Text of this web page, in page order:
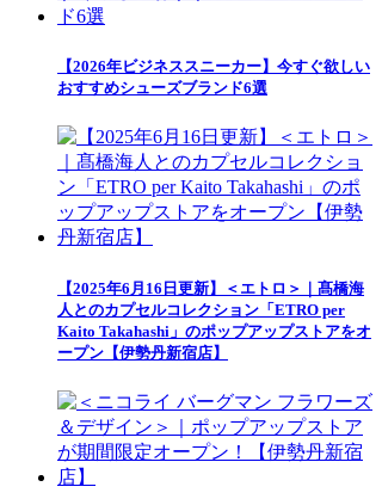
【2026年ビジネススニーカー】今すぐ欲しい
おすすめシューズブランド6選
【2025年6月16日更新】＜エトロ＞｜髙橋海
人とのカプセルコレクション「ETRO per
Kaito Takahashi」のポップアップストアをオ
ープン【伊勢丹新宿店】